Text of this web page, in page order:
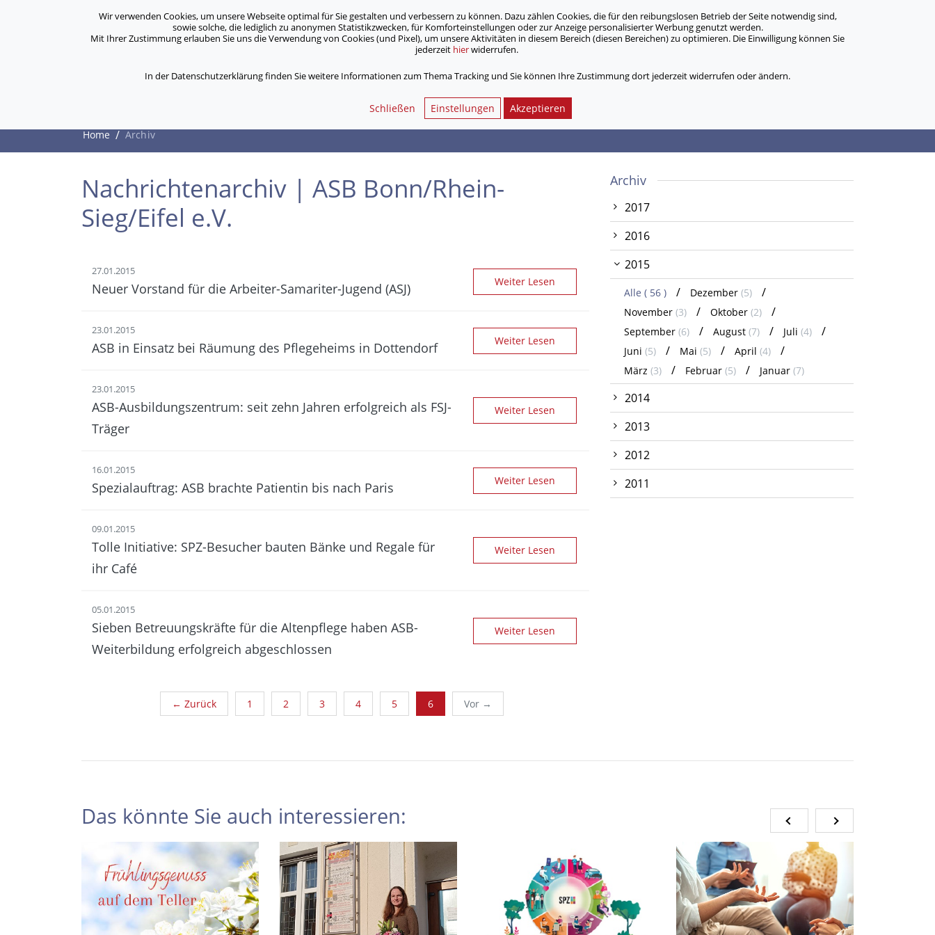
Standorte Jobs / Karriere
ASB Bonn/Rhein-Sieg/Eifel e.V.
Unsere Angebote Jobs & Karriere
Home / Archiv
Nachrichtenarchiv | ASB Bonn/Rhein-
Sieg/Eifel e.V.
27.01.2015
Neuer Vorstand für die Arbeiter-Samariter-Jugend (ASJ) Weiter Lesen
23.01.2015
ASB in Einsatz bei Räum­ung des Pflege­heims in Dotten­dorf Weiter Lesen
23.01.2015
ASB-Ausbildungszentrum: seit zehn Jahren erfolgreich als FSJ-
Träger
Weiter Lesen
16.01.2015
Spezialauftrag: ASB brachte Patientin bis nach Paris Weiter Lesen
09.01.2015
Tolle Initiative: SPZ-Be­such­er bauten Bänke und Regale für
ihr Café
Weiter Lesen
05.01.2015
Sieben Betreuungskräfte für die Altenpflege haben ASB-
Weiterbildung erfolgreich abgeschlossen
Weiter Lesen
← Zurück 1 2 3 4 5
6
Vor →
Archiv
2017
2016
2015
Alle ( 56 ) Dezember (5)
November (3) Oktober (2)
September (6) August (7) Juli (4)
Juni (5) Mai (5) April (4)
März (3) Februar (5) Januar (7)
2014
2013
2012
2011
Das könnte Sie auch interessieren:
Wir verwenden Cookies, um unsere Webseite optimal für Sie gestalten und verbessern zu können. Dazu zählen Cookies, die für den reibungslosen Betrieb der Seite notwendig sind,
sowie solche, die lediglich zu anonymen Statistikzwecken, für Komforteinstellungen oder zur Anzeige personalisierter Werbung genutzt werden.
Mit Ihrer Zustimmung erlauben Sie uns die Verwendung von Cookies (und Pixel), um unsere Aktivitäten in diesem Bereich (diesen Bereichen) zu optimieren. Die Einwilligung können Sie
jederzeit hierwiderrufen.
In der Datenschutzerklärung finden Sie weitere Informationen zum Thema Tracking und Sie können Ihre Zustimmung dort jederzeit widerrufen oder ändern.
Schließen Einstellungen Akzeptieren